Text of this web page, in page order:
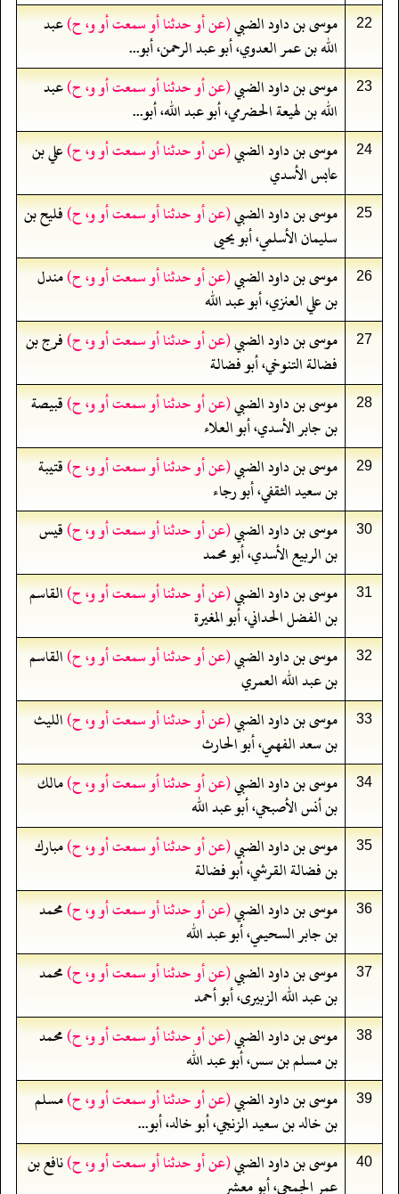
22 موسى بن داود الضبي(عن أو حدثنا أو سمعت أو و، ح)عبد
الله بن عمر العدوي، أبو عبد الرحمن، أبو...
23 موسى بن داود الضبي(عن أو حدثنا أو سمعت أو و، ح)عبد
الله بن لهيعة الحضرمي، أبو عبد الله، أبو...
24 موسى بن داود الضبي(عن أو حدثنا أو سمعت أو و، ح)علي بن
عابس الأسدي
25 موسى بن داود الضبي(عن أو حدثنا أو سمعت أو و، ح)فليح بن
سليمان الأسلمي، أبو يحيى
26 موسى بن داود الضبي(عن أو حدثنا أو سمعت أو و، ح)مندل
بن علي العنزي، أبو عبد الله
27 موسى بن داود الضبي(عن أو حدثنا أو سمعت أو و، ح)فرج بن
فضالة التنوخي، أبو فضالة
28 موسى بن داود الضبي(عن أو حدثنا أو سمعت أو و، ح)قبيصة
بن جابر الأسدي، أبو العلاء
29 موسى بن داود الضبي(عن أو حدثنا أو سمعت أو و، ح)قتيبة
بن سعيد الثقفي، أبو رجاء
30 موسى بن داود الضبي(عن أو حدثنا أو سمعت أو و، ح)قيس
بن الربيع الأسدي، أبو محمد
31 موسى بن داود الضبي(عن أو حدثنا أو سمعت أو و، ح)القاسم
بن الفضل الحداني، أبو المغيرة
32 موسى بن داود الضبي(عن أو حدثنا أو سمعت أو و، ح)القاسم
بن عبد الله العمري
33 موسى بن داود الضبي(عن أو حدثنا أو سمعت أو و، ح)الليث
بن سعد الفهمي، أبو الحارث
34 موسى بن داود الضبي(عن أو حدثنا أو سمعت أو و، ح)مالك
بن أنس الأصبحي، أبو عبد الله
35 موسى بن داود الضبي(عن أو حدثنا أو سمعت أو و، ح)مبارك
بن فضالة القرشي، أبو فضالة
36 موسى بن داود الضبي(عن أو حدثنا أو سمعت أو و، ح)محمد
بن جابر السحيمي، أبو عبد الله
37 موسى بن داود الضبي(عن أو حدثنا أو سمعت أو و، ح)محمد
بن عبد الله الزبيرى، أبو أحمد
38 موسى بن داود الضبي(عن أو حدثنا أو سمعت أو و، ح)محمد
بن مسلم بن سس، أبو عبد الله
39 موسى بن داود الضبي(عن أو حدثنا أو سمعت أو و، ح)مسلم
بن خالد بن سعيد الزنجي، أبو خالد، أبو...
40 موسى بن داود الضبي(عن أو حدثنا أو سمعت أو و، ح)نافع بن
عمر الجمحي، أبو معشر